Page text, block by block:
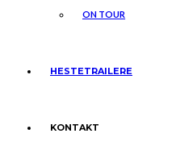
ON TOUR
HESTETRAILERE
KONTAKT